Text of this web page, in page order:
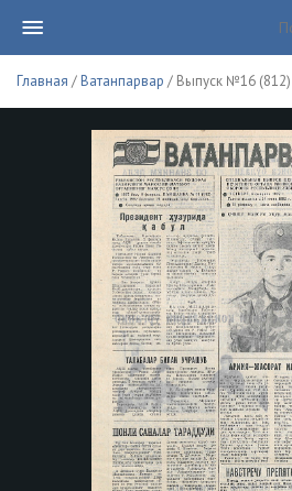
Главная /Ватанпарвар / Выпуск №16 (812)